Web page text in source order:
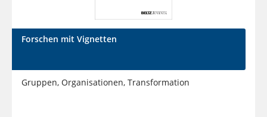
Forschen mit Vignetten
Gruppen, Organisationen, Transformation